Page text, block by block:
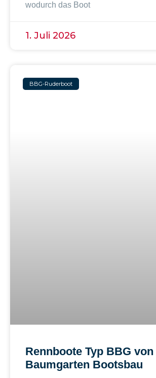
wodurch das Boot
1. Juli 2026
BBG-Ruderboot
Rennboote Typ BBG von
Baumgarten Bootsbau